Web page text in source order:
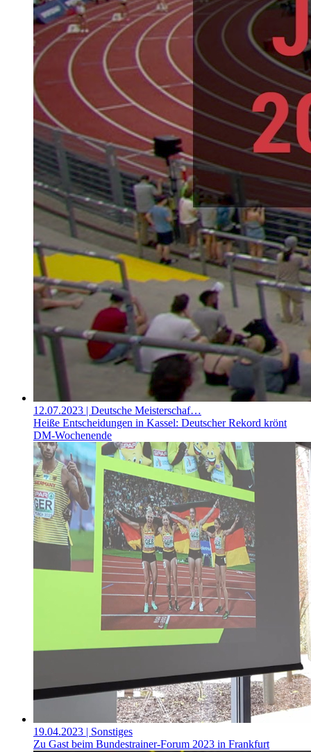
12.07.2023 | Deutsche Meisterschaf…
Heiße Entscheidungen in Kassel: Deutscher Rekord krönt
DM-Wochenende
19.04.2023 | Sonstiges
Zu Gast beim Bundestrainer-Forum 2023 in Frankfurt